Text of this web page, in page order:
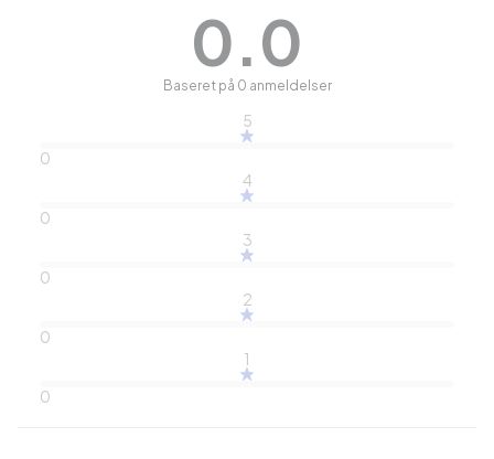
0.0
Baseret på 0 anmeldelser
5
0
4
0
3
0
2
0
1
0